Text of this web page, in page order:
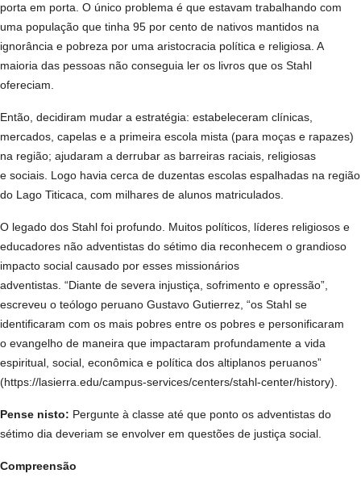
porta em porta. O único problema é que estavam trabalhando com
uma população que tinha 95 por cento de nativos mantidos na
ignorância e pobreza por uma aristocracia política e religiosa. A
maioria das pessoas não conseguia ler os livros que os Stahl
ofereciam.
Então, decidiram mudar a estratégia: estabeleceram clínicas,
mercados, capelas e a primeira escola mista (para moças e rapazes)
na região; ajudaram a derrubar as barreiras raciais, religiosas
e sociais. Logo havia cerca de duzentas escolas espalhadas na região
do Lago Titicaca, com milhares de alunos matriculados.
O legado dos Stahl foi profundo. Muitos políticos, líderes religiosos e
educadores não adventistas do sétimo dia reconhecem o grandioso
impacto social causado por esses missionários
adventistas. “Diante de severa injustiça, sofrimento e opressão”,
escreveu o teólogo peruano Gustavo Gutierrez, “os Stahl se
identificaram com os mais pobres entre os pobres e personificaram
o evangelho de maneira que impactaram profundamente a vida
espiritual, social, econômica e política dos altiplanos peruanos”
(https://lasierra.edu/campus-services/centers/stahl-center/history).
Pense nisto: Pergunte à classe até que ponto os adventistas do
sétimo dia deveriam se envolver em questões de justiça social.
Compreensão